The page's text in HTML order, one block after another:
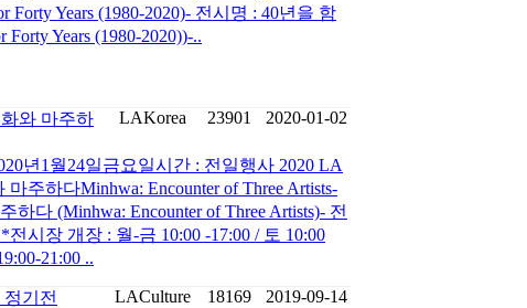
Forty Years (1980-2020)- 전시명 : 40년을 함
Years (1980-2020))-..
와 마주하
LAKorea 23901 2020-01-02
년1월24일금요일시간 : 전일행사 2020 LA
주하다Minhwa: Encounter of Three Artists-
다 (Minhwa: Encounter of Three Artists)- 전
전시장 개장 : 월-금 10:00 -17:00 / 토 10:00
21:00 ..
기전 LACulture 18169
2019-09-14